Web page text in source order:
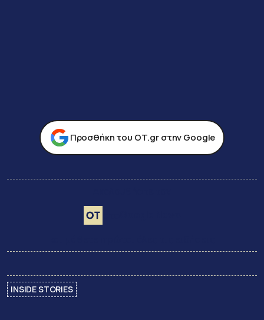
Προσθήκη του ΟΤ.gr στην Google
INSIDE STORIES